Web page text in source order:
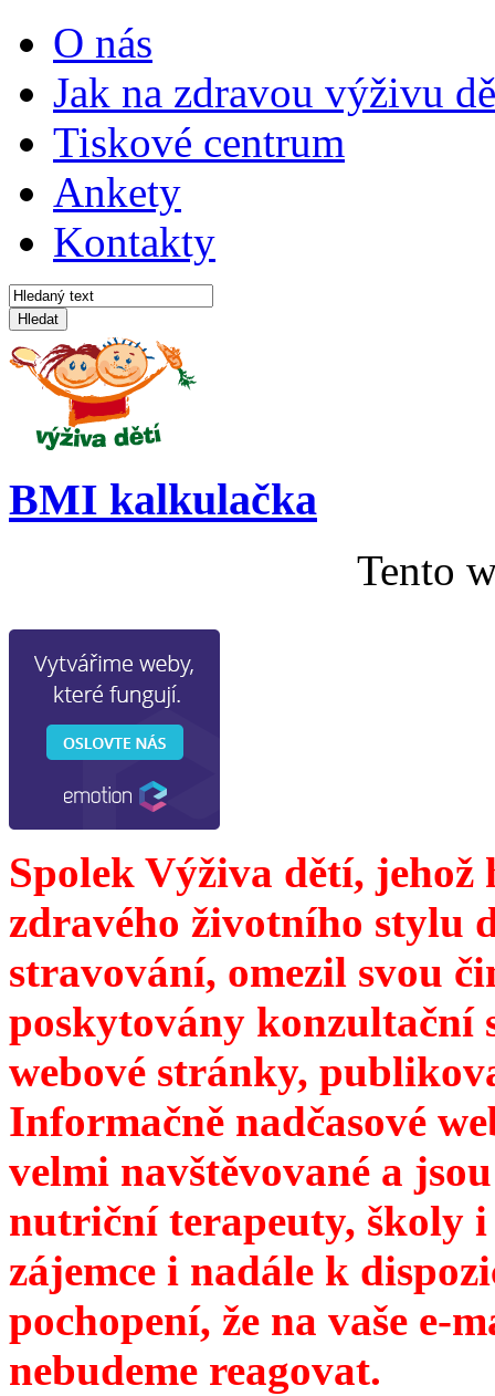
O nás
Jak na zdravou výživu
Tiskové centrum
Ankety
Kontakty
Hledat
BMI kalkulačka
Tento
Spolek Výživa dětí,
zdravého životního stylu
stravování, omezil svou
poskytovány konzultační
webové stránky,
Informačně nadčasové
velmi navštěvované a
nutriční terapeuty, školy
zájemce i nadále k
pochopení, že na vaše e-
nebudeme reagovat.